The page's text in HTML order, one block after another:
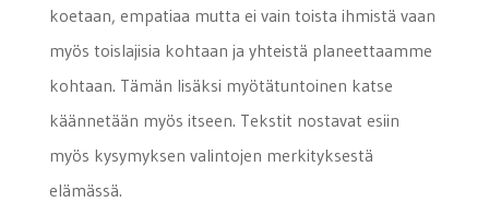
koetaan, empatiaa mutta ei vain toista ihmistä vaan
myös toislajisia kohtaan ja yhteistä planeettaamme
kohtaan. Tämän lisäksi myötätuntoinen katse
käännetään myös itseen. Tekstit nostavat esiin
myös kysymyksen valintojen merkityksestä
elämässä.